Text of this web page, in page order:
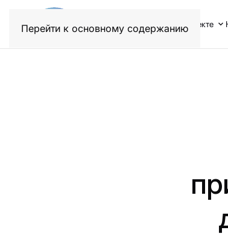
Перейти к основному содержаниюО проекте